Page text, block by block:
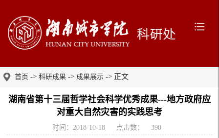
首页 -> 科研成果 -> 成果展示 -> 正文
湖南省第十三届哲学社会科学优秀成果---地方政府应
对重大自然灾害的实践思考
时间：2018-10-18 点击数： 390